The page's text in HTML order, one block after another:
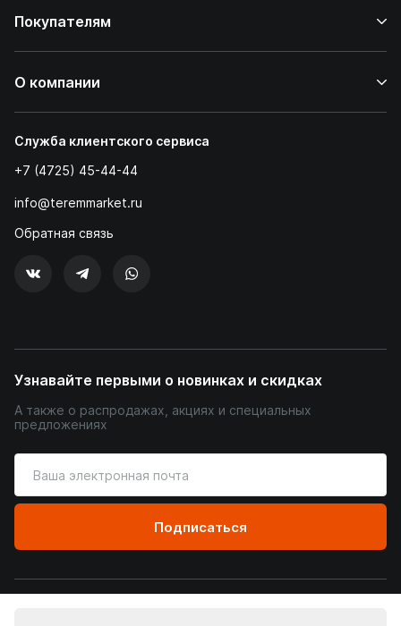
Покупателям
О компании
Служба клиентского сервиса
+7 (4725) 45-44-44
info@teremmarket.ru
Обратная связь
Узнавайте первыми о новинках и скидках
А также о распродажах, акциях и специальных
предложениях
ваш
адрес
почты
Подписаться